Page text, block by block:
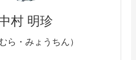
村 明珍
ら・みょうちん）